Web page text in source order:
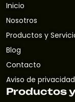
Inicio
Nosotros
Productos y
Blog
Contacto
Aviso de privacidad
Productos